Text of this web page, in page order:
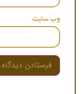
وب‌ سایت